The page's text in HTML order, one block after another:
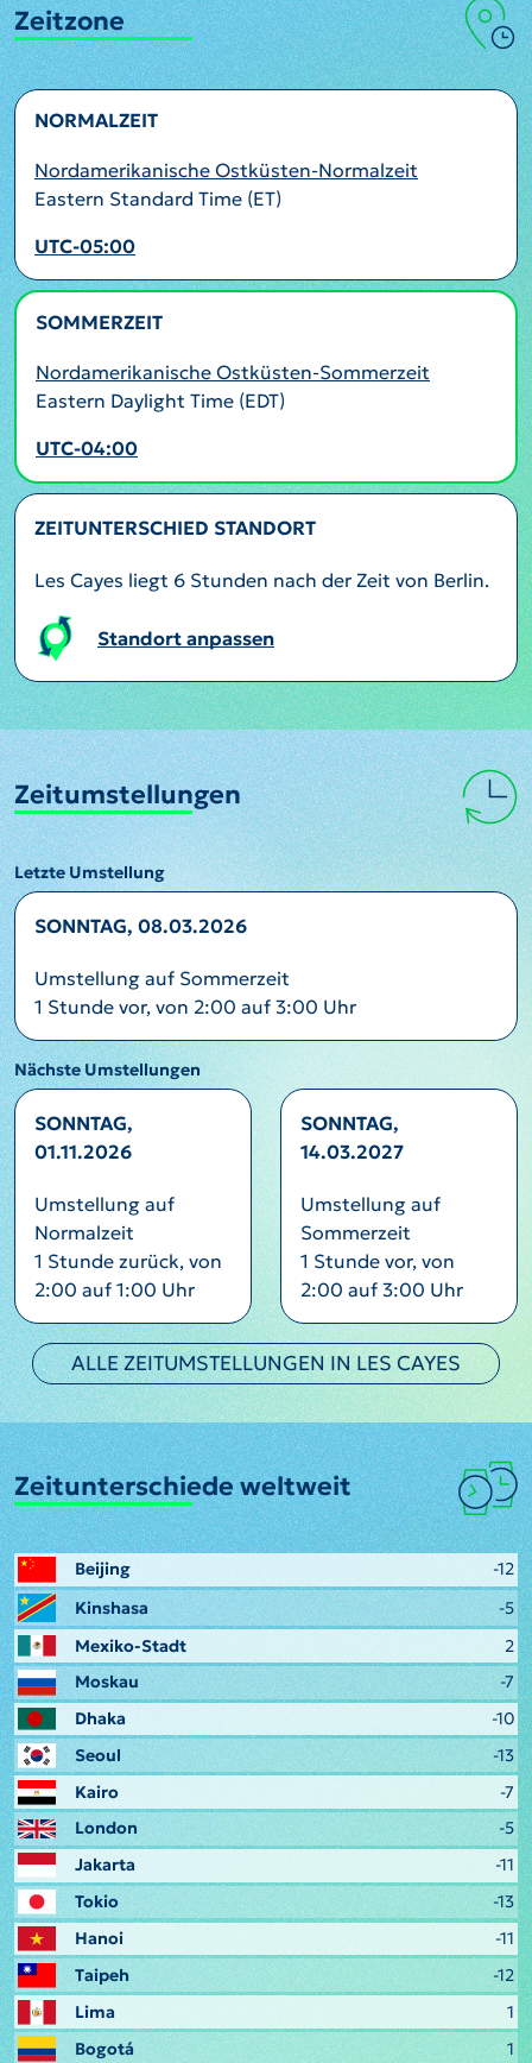
Zeitzone
NORMALZEIT
Nordamerikanische Ostküsten-Normalzeit
Eastern Standard Time (ET)
UTC-05:00
SOMMERZEIT
Nordamerikanische Ostküsten-Sommerzeit
Eastern Daylight Time (EDT)
UTC-04:00
ZEITUNTERSCHIED STANDORT
Les Cayes liegt 6 Stunden nach der Zeit von Berlin.
Standort anpassen
Zeitumstellungen
Letzte Umstellung
SONNTAG, 08.03.2026
Umstellung auf Sommerzeit
1 Stunde vor, von 2:00 auf 3:00 Uhr
Nächste Umstellungen
SONNTAG,
01.11.2026
Umstellung auf
Normalzeit
1 Stunde zurück, von
2:00 auf 1:00 Uhr
SONNTAG,
14.03.2027
Umstellung auf
Sommerzeit
1 Stunde vor, von
2:00 auf 3:00 Uhr
ALLE ZEITUMSTELLUNGEN IN LES CAYES
Zeitunterschiede weltweit
Beijing
-12
Kinshasa
-5
Mexiko-Stadt
2
Moskau
-7
Dhaka
-10
Seoul
-13
Kairo
-7
London
-5
Jakarta
-11
Tokio
-13
Hanoi
-11
Taipeh
-12
Lima
1
Bogotá
1